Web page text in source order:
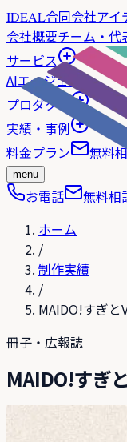
IDEAL合同会社アイ
会社概要チーム・代
サービス
AIエージェント
プロダクト
実績・事例
料金プラン
無料
menu
お電話 無料相
ホーム
/
制作実績
/
MAIDO!すぎ
冊子・広報誌
MAIDO!すぎ